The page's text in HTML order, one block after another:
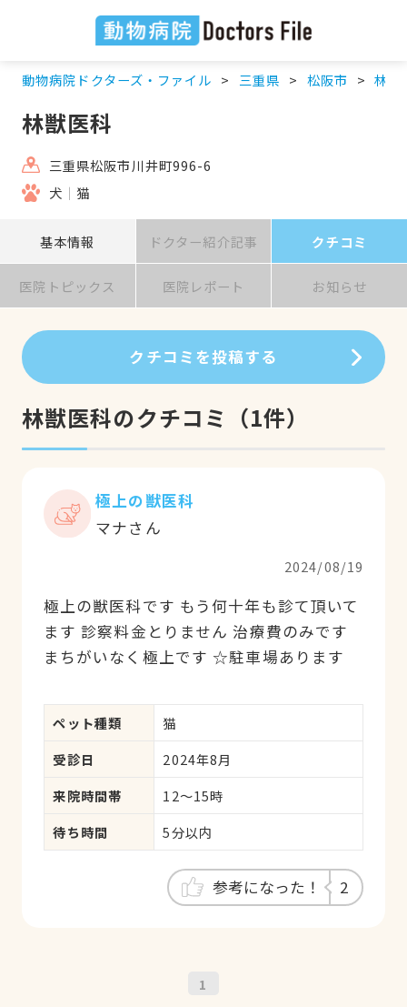
動物病院ドクターズ・ファイル 三重県 松阪市 林獣
林獣医科
三重県松阪市川井町996-6
犬
猫
基本情報 ドクター紹介記事 クチコミ
医院トピックス 医院レポート お知らせ
クチコミを投稿する
林獣医科のクチコミ （1件）
極上の獣医科
マナさん
2024/08/19
極上の獣医科です もう何十年も診て頂いて
ます 診察料金とりません 治療費のみです
まちがいなく極上です ☆駐車場あります
ペット種類
猫
受診日
2024年8月
来院時間帯
12～15時
待ち時間
5分以内
参考になった！ 2
1